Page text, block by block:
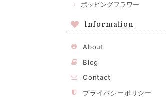
ポッピングフラワー
Information
About
Blog
Contact
プライバシーポリシー